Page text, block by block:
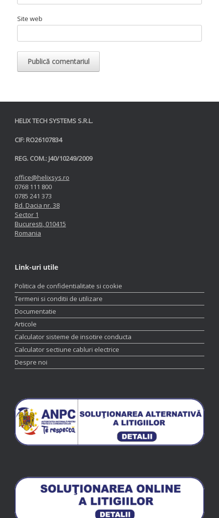
Site web
HELIX TECH SYSTEMS S.R.L.
CIF: RO26107834
REG. COM.: J40/10249/2009
office@helixsys.ro
0768 111 800
0785 241 373
Bd. Dacia nr. 38
Sector 1
Bucuresti 010415
Romania
Link-uri utile
Politica de confidentialitate si cookie
Termeni si conditii de utilizare
Documentatie
Articole
Calculator sisteme de insotire conducta
Calculator sectiune cabluri electrice
Despre noi